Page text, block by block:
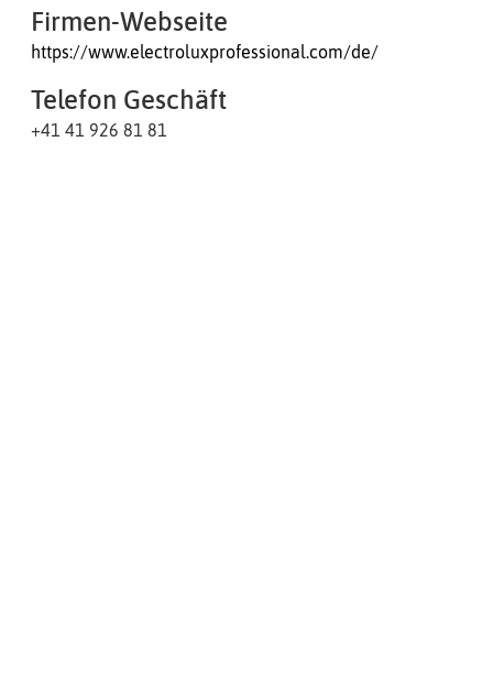
Firmen-Webseite
https://www.electroluxprofessional.com/de/
Telefon Geschäft
+41 41 926 81 81